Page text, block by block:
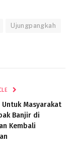
Ujungpangkah
Untuk Masyarakat
Banjir di
Kembali